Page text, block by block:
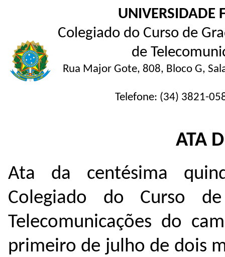
UNIVERSIDADE
Colegiado do Curso de
de
Rua Major Gote, 808, Bloco G,
Telefone: (34) 3821-
ATA
Ata da centésima
Colegiado do Curso
Telecomunicações do
primeiro de julho de dois